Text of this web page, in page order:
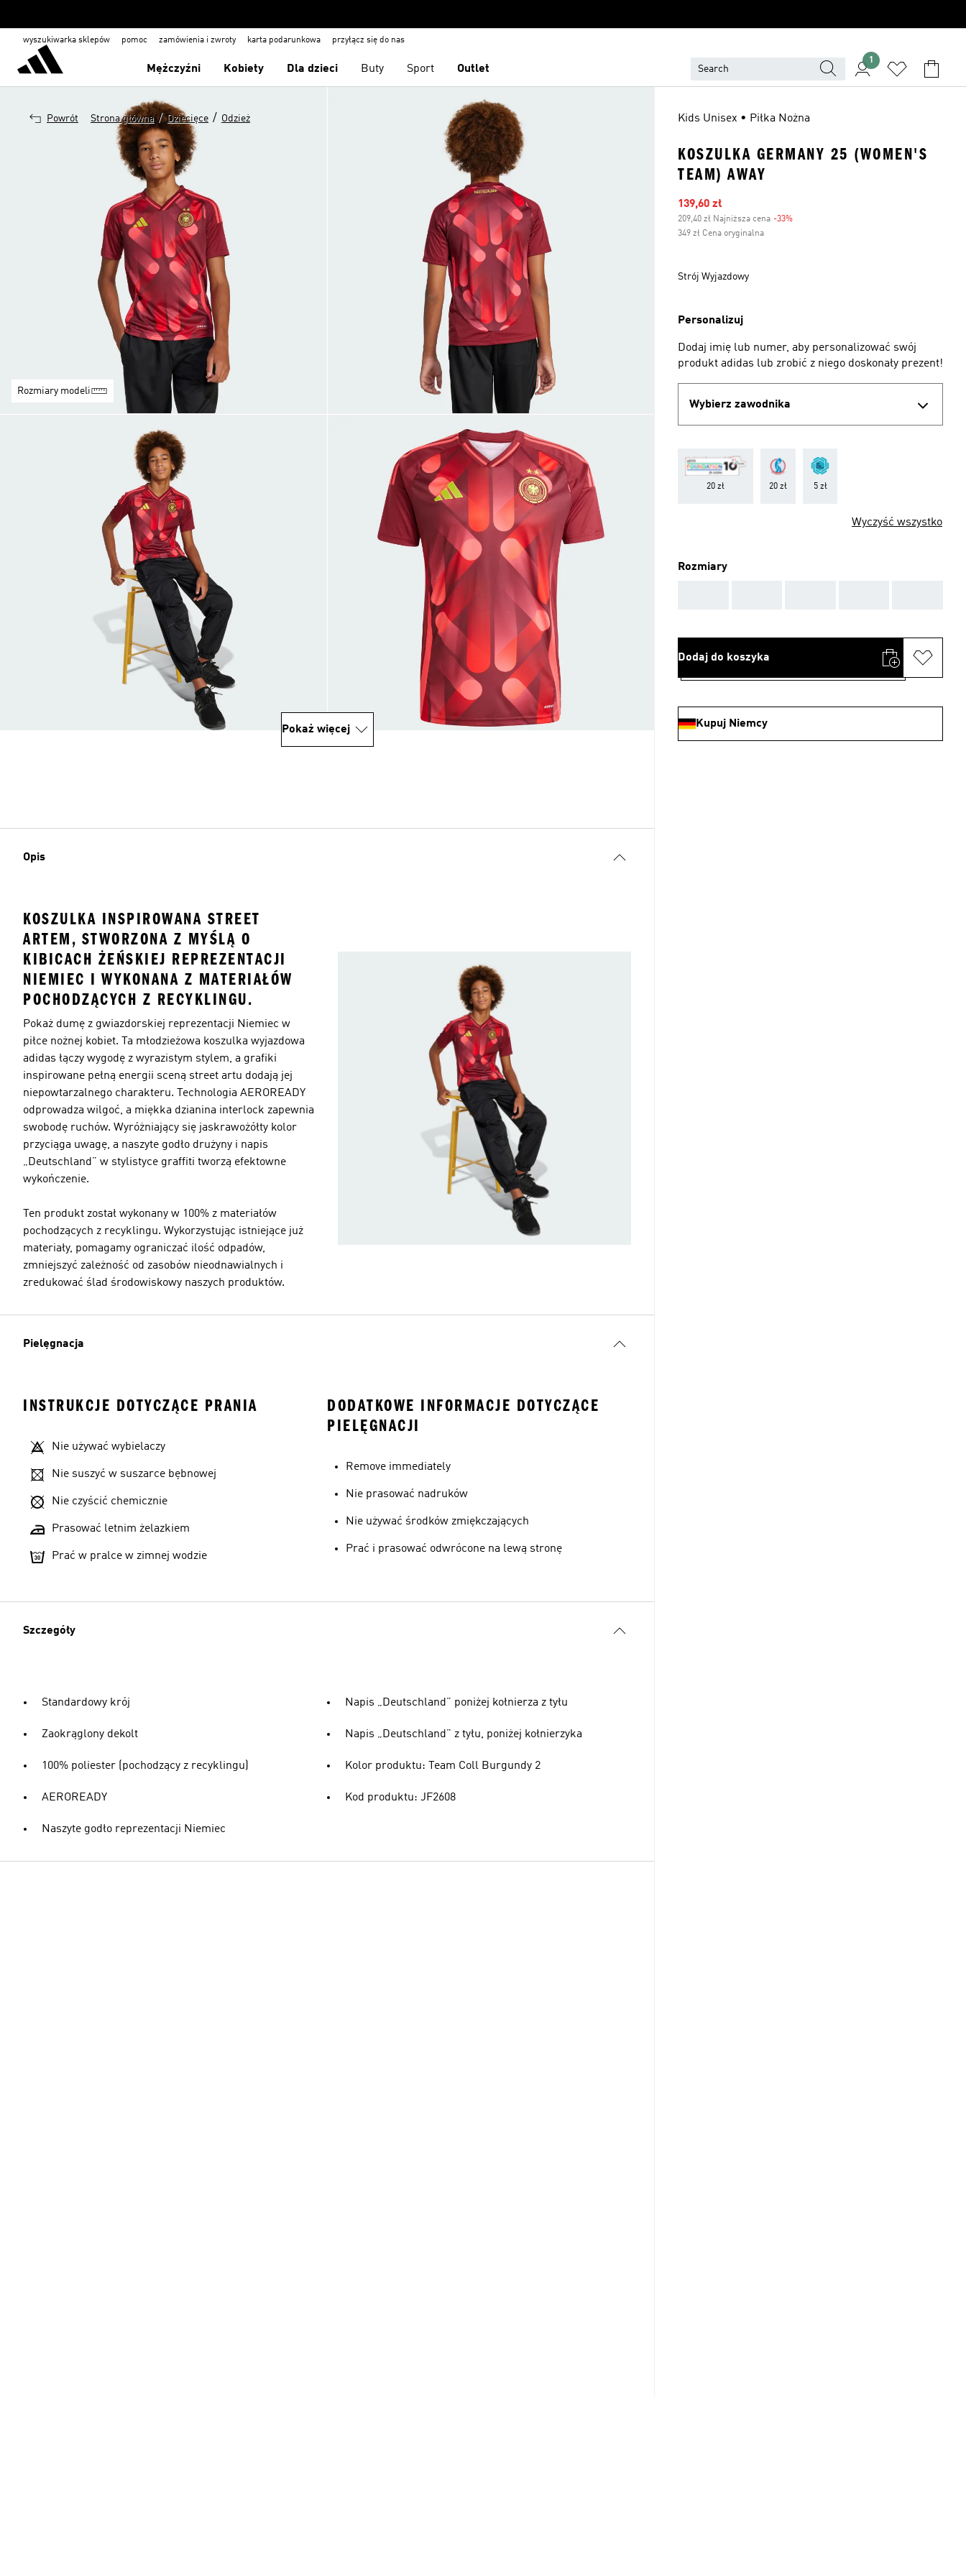
wyszukiwarka sklepów pomoc zamówienia i zwroty karta podarunkowa przyłącz się do nas
Mężczyźni Kobiety Dla dzieci Buty Sport Outlet
1
Powrót Strona główna / Dziecięce / Odzież
Rozmiary modeli
Pokaż więcej
Opis
KOSZULKA INSPIROWANA STREET
ARTEM, STWORZONA Z MYŚLĄ O
KIBICACH ŻEŃSKIEJ REPREZENTACJI
NIEMIEC I WYKONANA Z MATERIAŁÓW
POCHODZĄCYCH Z RECYKLINGU.
Pokaż dumę z gwiazdorskiej reprezentacji Niemiec w
piłce nożnej kobiet. Ta młodzieżowa koszulka wyjazdowa
adidas łączy wygodę z wyrazistym stylem, a grafiki
inspirowane pełną energii sceną street artu dodają jej
niepowtarzalnego charakteru. Technologia AEROREADY
odprowadza wilgoć, a miękka dzianina interlock zapewnia
swobodę ruchów. Wyróżniający się jaskrawożółty kolor
przyciąga uwagę, a naszyte godło drużyny i napis
„Deutschland” w stylistyce graffiti tworzą efektowne
wykończenie.
Ten produkt został wykonany w 100% z materiałów
pochodzących z recyklingu. Wykorzystując istniejące już
materiały, pomagamy ograniczać ilość odpadów,
zmniejszyć zależność od zasobów nieodnawialnych i
zredukować ślad środowiskowy naszych produktów.
Pielęgnacja
INSTRUKCJE DOTYCZĄCE PRANIA
Nie używać wybielaczy
Nie suszyć w suszarce bębnowej
Nie czyścić chemicznie
Prasować letnim żelazkiem
Prać w pralce w zimnej wodzie
DODATKOWE INFORMACJE DOTYCZĄCE
PIELĘGNACJI
Remove immediately
Nie prasować nadruków
Nie używać środków zmiękczających
Prać i prasować odwrócone na lewą stronę
Szczegóły
Standardowy krój
Zaokrąglony dekolt
100% poliester (pochodzący z recyklingu)
AEROREADY
Naszyte godło reprezentacji Niemiec
Napis „Deutschland” poniżej kołnierza z tyłu
Napis „Deutschland” z tyłu, poniżej kołnierzyka
Kolor produktu: Team Coll Burgundy 2
Kod produktu: JF2608
Kids Unisex • Piłka Nożna
KOSZULKA GERMANY 25 (WOMEN'S
TEAM) AWAY
Ceny na wyprzedaży
139,60 zł
209,40 zł Najniższa cena -33%
349 zł Cena oryginalna
Strój Wyjazdowy
Personalizuj
Dodaj imię lub numer, aby personalizować swój
produkt adidas lub zrobić z niego doskonały prezent!
Wybierz zawodnika
20 zł 20 zł 5 zł
Wyczyść wszystko
Rozmiary
Dodaj do koszyka
Kupuj Niemcy